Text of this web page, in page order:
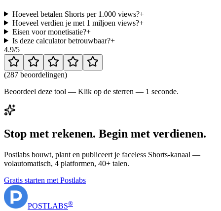
Hoeveel betalen Shorts per 1.000 views?+
Hoeveel verdien je met 1 miljoen views?+
Eisen voor monetisatie?+
Is deze calculator betrouwbaar?+
4.9/5
(287 beoordelingen)
Beoordeel deze tool — Klik op de sterren — 1 seconde.
Stop met rekenen. Begin met verdienen.
Postlabs bouwt, plant en publiceert je faceless Shorts-kanaal —
volautomatisch, 4 platformen, 40+ talen.
Gratis starten met Postlabs
POSTLABS®